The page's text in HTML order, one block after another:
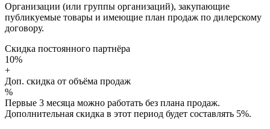
Организации (или группы организаций), закупающие
публикуемые товары и имеющие план продаж по дилерскому
договору.
Скидка постоянного партнёра
10%
+
Доп. скидка от объёма продаж
%
Первые 3 месяца можно работать без плана продаж.
Дополнительная скидка в этот период будет составлять 5%.